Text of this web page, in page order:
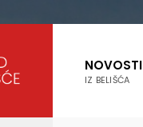
NOVOSTI
IZ BELIŠĆA